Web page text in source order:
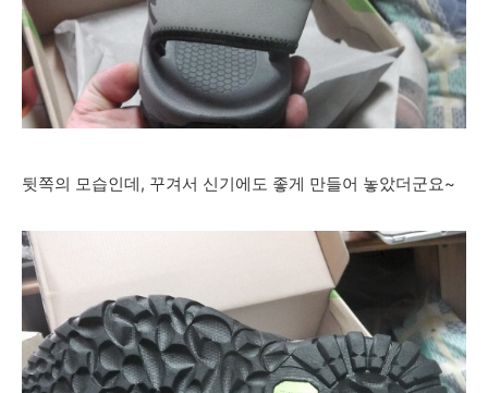
뒷쪽의 모습인데, 꾸겨서 신기에도 좋게 만들어 놓았더군요~